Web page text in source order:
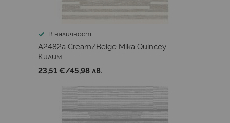
В наличност
A2482a Cream/Beige Mika Quincey
Килим
23,51 €/45,98 лв.